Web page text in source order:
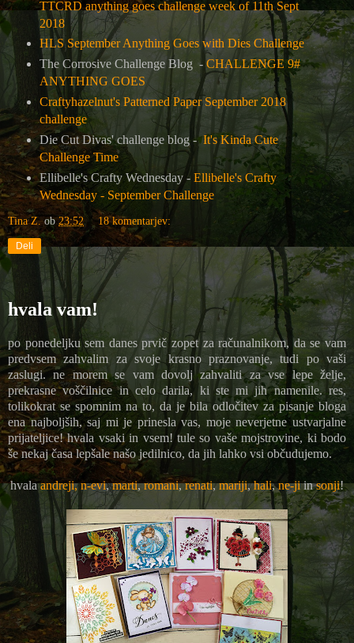
TTCRD anything goes challenge week of 11th Sept
2018
HLS September Anything Goes with Dies Challenge
The Corrosive Challenge Blog - CHALLENGE 9#
ANYTHING GOES
Craftyhazelnut's Patterned Paper September 2018
challenge
Die Cut Divas' challenge blog -It's Kinda Cute
Challenge Time
Ellibelle's Crafty Wednesday - Ellibelle's Crafty
Wednesday - September Challenge
Tina Z. ob23:52 18 komentarjev:
Deli
hvala vam!
po ponedeljku sem danes prvič zopet za računalnikom, da se vam
predvsem zahvalim za svoje krasno praznovanje, tudi po vaši
zaslugi. ne morem se vam dovolj zahvaliti za vse lepe želje,
prekrasne voščilnice in celo darila, ki ste mi jih namenile. res,
tolikokrat se spomnim na to, da je bila odločitev za pisanje bloga
ena najboljših, saj mi je prinesla vas, moje neverjetne ustvarjalne
prijateljice! hvala vsaki in vsem! tule so vaše mojstrovine, ki bodo
še nekaj časa lepšale našo jedilnico, da jih lahko vsi občudujemo.
hvalaandreji, n-evi,marti,romani,renati,mariji,hali,ne-jiinsonji!